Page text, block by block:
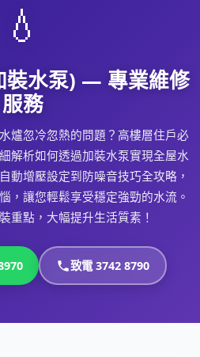
💧
裝水泵) — 專業維修
服務
爐忽冷忽熱的問題？高樓層住戶必
解析如何透過加裝水泵實現全屋水
動增壓設定到防噪音技巧全攻略，
，讓您輕鬆享受穩定強勁的水流。
重點，大幅提升生活質素！
致電 3742 8790